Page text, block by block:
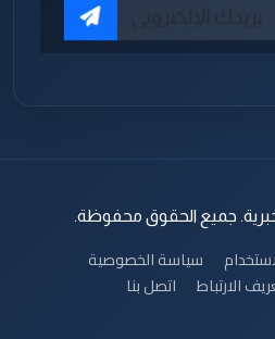
سياسة الخصوصية
الارتباط
اتصل بنا